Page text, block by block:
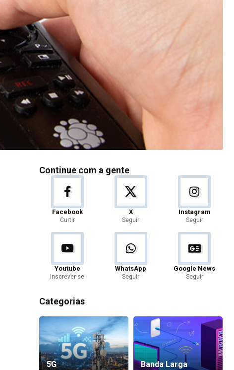
Continue com a gente
Facebook
Curtir
X
Seguir
Instagram
Seguir
Youtube
Inscrever-se
WhatsApp
Seguir
Google News
Seguir
Categorias
5G Banda Larga